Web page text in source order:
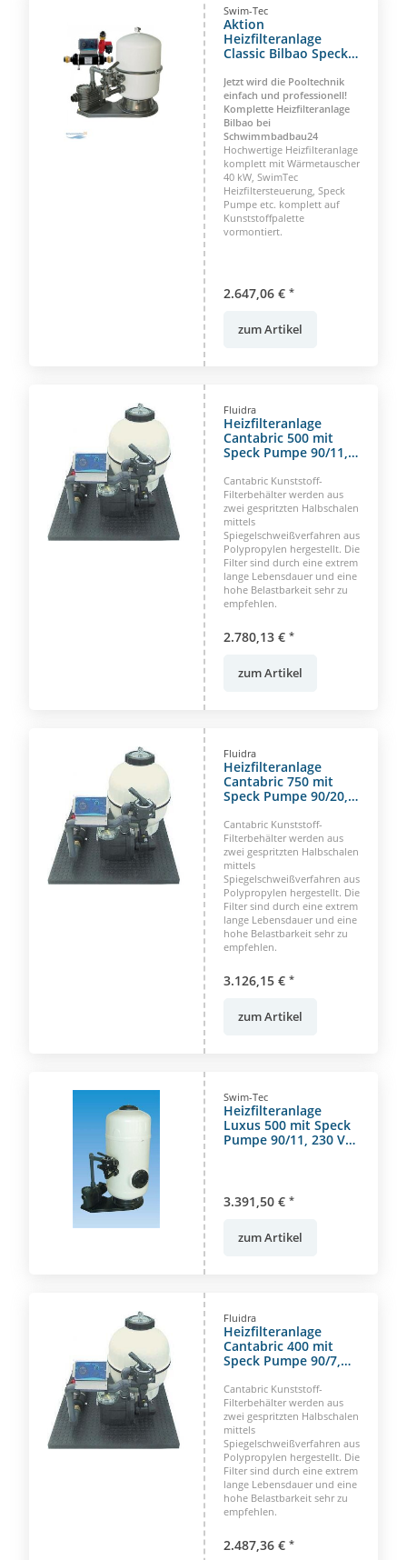
Swim-Tec
Aktion
Heizfilteranlage
Classic Bilbao Speck
Jetzt wird die Pooltechnik
einfach und professionell!
Komplette Heizfilteranlage
Bilbao bei
Schwimmbadbau24
Hochwertige Heizfilteranlage
komplett mit Wärmetauscher
40 kW, SwimTec
Heizfiltersteuerung, Speck
Pumpe etc. komplett auf
Kunststoffpalette
vormontiert.
2.647,06 € *
zum Artikel
Fluidra
Heizfilteranlage
Cantabric 500 mit
Speck Pumpe 90/11,
Cantabric Kunststoff-
Filterbehälter werden aus
zwei gespritzten Halbschalen
mittels
Spiegelschweißverfahren aus
Polypropylen hergestellt. Die
Filter sind durch eine extrem
lange Lebensdauer und eine
hohe Belastbarkeit sehr zu
empfehlen.
2.780,13 € *
zum Artikel
Fluidra
Heizfilteranlage
Cantabric 750 mit
Speck Pumpe 90/20,
Cantabric Kunststoff-
Filterbehälter werden aus
zwei gespritzten Halbschalen
mittels
Spiegelschweißverfahren aus
Polypropylen hergestellt. Die
Filter sind durch eine extrem
lange Lebensdauer und eine
hohe Belastbarkeit sehr zu
empfehlen.
3.126,15 € *
zum Artikel
Swim-Tec
Heizfilteranlage
Luxus 500 mit Speck
Pumpe 90/11, 230 V
3.391,50 € *
zum Artikel
Fluidra
Heizfilteranlage
Cantabric 400 mit
Speck Pumpe 90/7,
Cantabric Kunststoff-
Filterbehälter werden aus
zwei gespritzten Halbschalen
mittels
Spiegelschweißverfahren aus
Polypropylen hergestellt. Die
Filter sind durch eine extrem
lange Lebensdauer und eine
hohe Belastbarkeit sehr zu
empfehlen.
2.487,36 € *